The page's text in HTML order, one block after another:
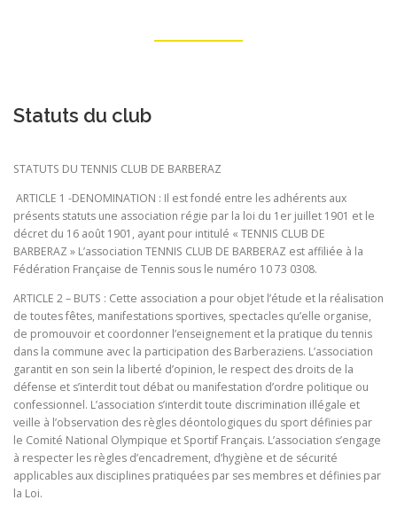
Statuts du club
STATUTS DU TENNIS CLUB DE BARBERAZ
ARTICLE 1 -DENOMINATION : Il est fondé entre les adhérents aux
présents statuts une association régie par la loi du 1er juillet 1901 et le
décret du 16 août 1901, ayant pour intitulé « TENNIS CLUB DE
BARBERAZ » L’association TENNIS CLUB DE BARBERAZ est affiliée à la
Fédération Française de Tennis sous le numéro 10 73 0308.
ARTICLE 2 – BUTS : Cette association a pour objet l’étude et la réalisation
de toutes fêtes, manifestations sportives, spectacles qu’elle organise,
de promouvoir et coordonner l’enseignement et la pratique du tennis
dans la commune avec la participation des Barberaziens. L’association
garantit en son sein la liberté d’opinion, le respect des droits de la
défense et s’interdit tout débat ou manifestation d’ordre politique ou
confessionnel. L’association s’interdit toute discrimination illégale et
veille à l’observation des règles déontologiques du sport définies par
le Comité National Olympique et Sportif Français. L’association s’engage
à respecter les règles d’encadrement, d’hygiène et de sécurité
applicables aux disciplines pratiquées par ses membres et définies par
la Loi.